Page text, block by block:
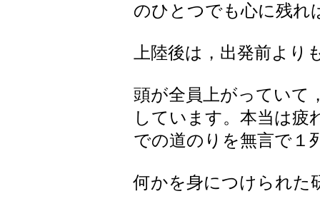
のひとつでも心に残れ
上陸後は，出発前よ
頭が全員上がっていて
しています。本当は疲
での道のりを無言で１
何かを身につけられた